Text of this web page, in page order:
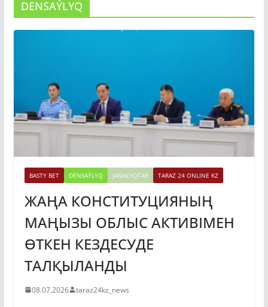
DENSAÝLYQ
BASTY BET DENSAÝLYQ JAŃALYQTAR TARAZ 24 ONLINE KZ
ЖАҢА КОНСТИТУЦИЯНЫҢ
МАҢЫЗЫ ОБЛЫС АКТИВІМЕН
ӨТКЕН КЕЗДЕСУДЕ
ТАЛҚЫЛАНДЫ
08.07.2026 taraz24kz_news